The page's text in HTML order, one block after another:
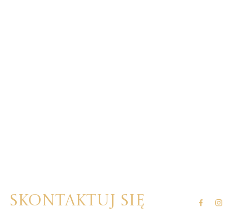
Skontaktuj się